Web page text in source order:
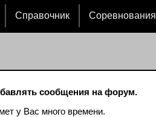
Справочник Соревнования
сообщения на форум.
у Вас много времени.